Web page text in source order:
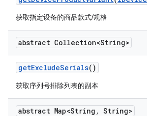
获取指定设备的商品款式/规格
abstract Collection<String>
getExcludeSerials()
获取序列号排除列表的副本
abstract Map<String , String>